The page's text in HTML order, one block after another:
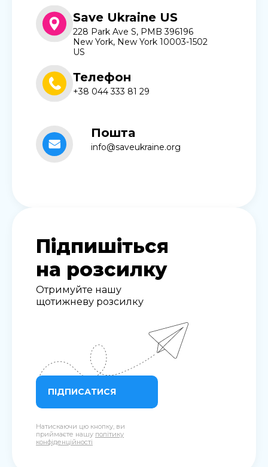
Save Ukraine US
228 Park Ave S, PMB 396196
New York, New York 10003-1502
US
Телефон
+38 044 333 81 29
Пошта
info@saveukraine.org
Підпишіться
на розсилку
Отримуйте нашу
щотижневу розсилку
ПІДПИСАТИСЯ
Натискаючи цю кнопку, ви
приймаєте нашу політику
конфіденційності